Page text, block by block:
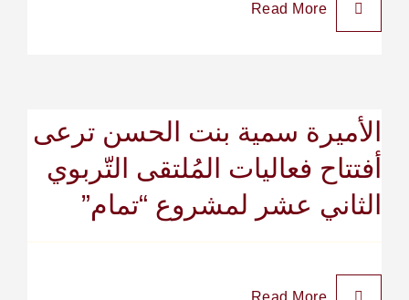
Read More
الأميرة سمية بنت الحسن ترعى
أفتتاح فعاليات المُلتقى التّربوي
الثاني عشر لمشروع “تمام”
Read More